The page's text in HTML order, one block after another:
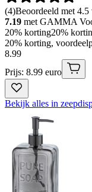
(4)Beoordeeld met
7.19 met GAMMA
20% korting20%
20% korting,
8.99
Prijs: 8.99 euro
Bekijk alles in